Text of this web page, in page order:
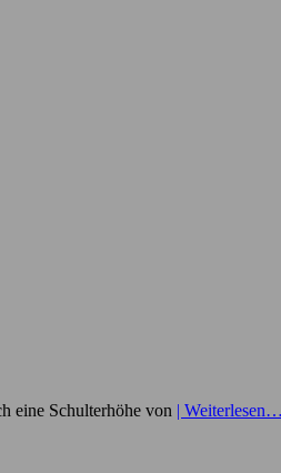
eine Schulterhöhe von |